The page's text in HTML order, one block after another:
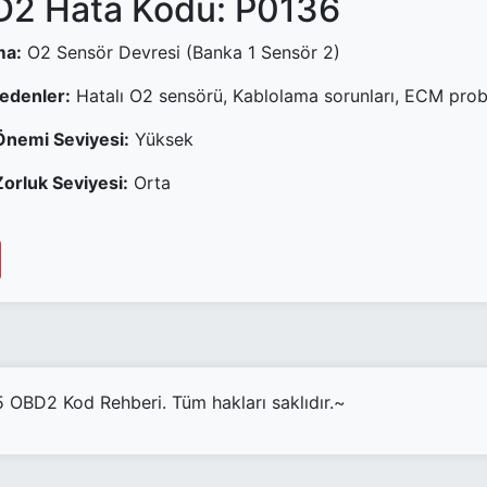
Hata Kodu: P0136
O2 Sensör Devresi (Banka 1 Sensör 2)
Hatalı O2 sensörü, Kablolama sorunları, ECM
Seviyesi: Yüksek
Seviyesi: Orta
Kod Rehberi. Tüm hakları saklıdır.~